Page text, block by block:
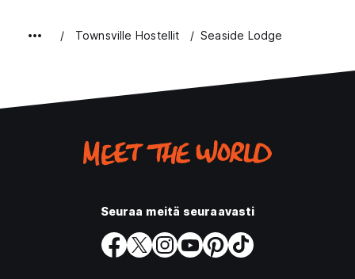
Townsville Hostellit Seaside Lodge
Seuraa meitä seuraavasti